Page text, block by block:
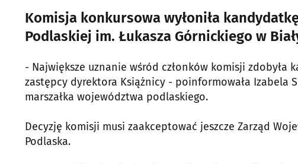
Komisja konkursowa wyłoniła
Podlaskiej im. Łukasza Górnickiego w
- Największe uznanie wśród członków komisji zdobyła
zastępcy dyrektora Książnicy - poinformowała Izabela
marszałka województwa podlaskiego.
Decyzję komisji musi zaakceptować jeszcze Zarząd
Podlaska.